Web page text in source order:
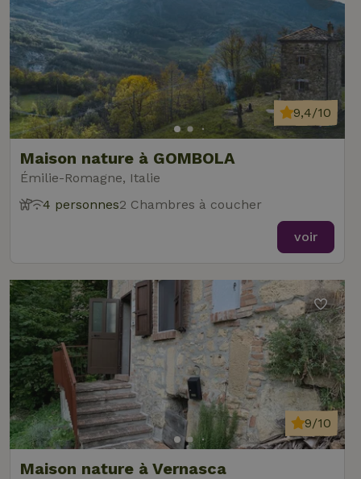
Maison nature à GOMBOLA
Émilie-Romagne, Italie
9,4/10
4 personnes2 Chambres à coucher
voir
Maison nature à Vernasca
9/10